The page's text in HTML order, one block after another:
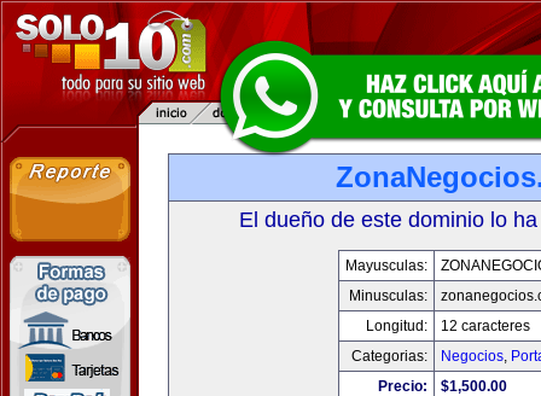
El dueño de este dominio lo
Mayusculas:
Minusculas:
Longitud:
12 caracteres
Categorias:
Negocios,
Precio:
$1,500.00